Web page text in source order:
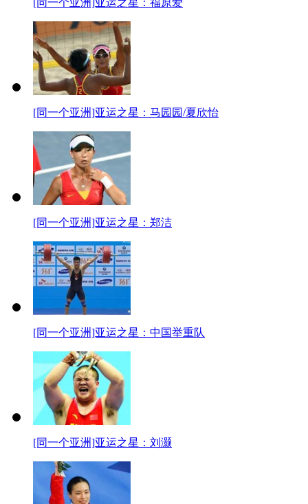
[同一个亚洲]亚运之星：马园园/夏欣怡
[同一个亚洲]亚运之星：郑洁
[同一个亚洲]亚运之星：中国举重队
[同一个亚洲]亚运之星：刘灏